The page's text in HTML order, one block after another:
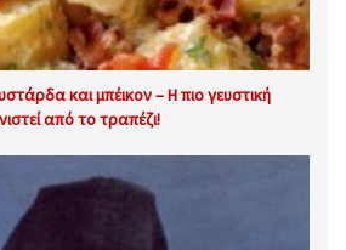
και μπέικον – Η πιο γευστική
από το τραπέζι!